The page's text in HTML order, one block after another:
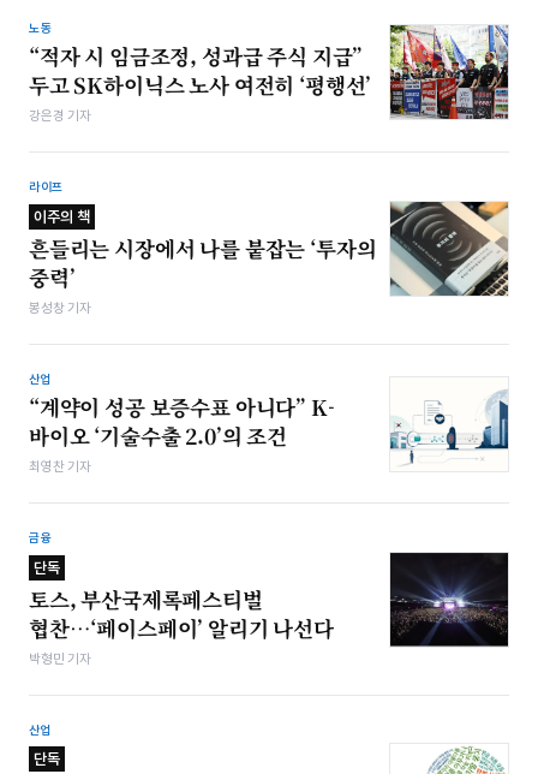
노동
“적자 시 임금조정, 성과급 주식 지급”
두고 SK하이닉스 노사 여전히 ‘평행선’
강은경 기자
라이프
이주의 책
흔들리는 시장에서 나를 붙잡는 ‘투자의
중력’
봉성창 기자
산업
“계약이 성공 보증수표 아니다” K-
바이오 ‘기술수출 2.0’의 조건
최영찬 기자
금융
단독
토스, 부산국제록페스티벌
협찬…‘페이스페이’ 알리기 나선다
박형민 기자
산업
단독